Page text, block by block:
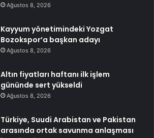
Ağustos 8, 2026
Kayyum yönetimindeki Yozgat
Bozokspor’a başkan adayı
Ağustos 8, 2026
Altın fiyatları haftanı ilk işlem
gününde sert yükseldi
Ağustos 8, 2026
Türkiye, Suudi Arabistan ve Pakistan
arasında ortak savunma anlaşması